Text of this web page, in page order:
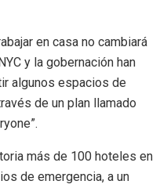
en casa no cambiará
y la gobernación han
algunos espacios de
de un plan llamado
más de 100 hoteles en
de emergencia, a un